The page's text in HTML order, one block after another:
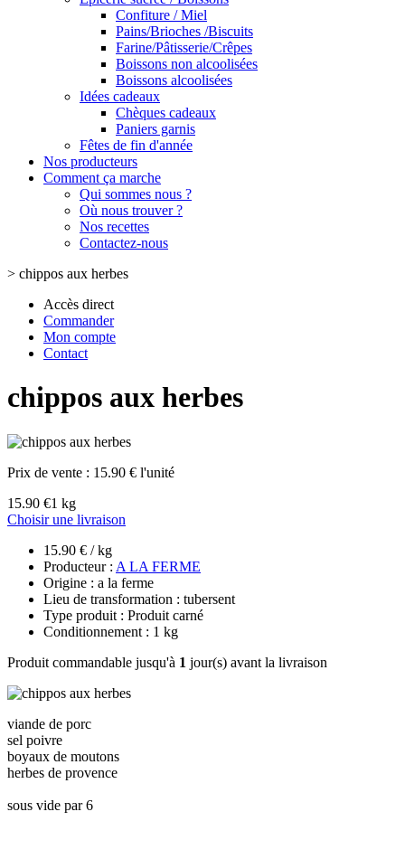
Confiture / Miel
Pains/Brioches /Biscuits
Farine/Pâtisserie/Crêpes
Boissons non alcoolisées
Boissons alcoolisées
Idées cadeaux
Chèques cadeaux
Paniers garnis
Fêtes de fin d'année
Nos producteurs
Comment ça marche
Qui sommes nous ?
Où nous trouver ?
Nos recettes
Contactez-nous
> chippos aux herbes
Accès direct
Commander
Mon compte
Contact
chippos aux herbes
Prix de vente : 15.90 € l'unité
15.90 €1 kg
Choisir une livraison
15.90 € / kg
Producteur : A LA FERME
Origine : a la ferme
Lieu de transformation : tubersent
Type produit : Produit carné
Conditionnement : 1 kg
Produit commandable jusqu'à 1 jour(s) avant la livraison
viande de porc
sel poivre
boyaux de moutons
herbes de provence
sous vide par 6